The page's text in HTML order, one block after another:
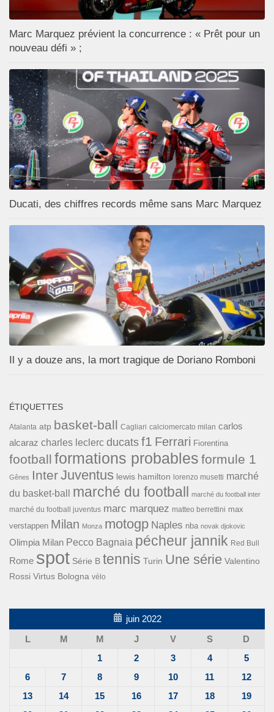
Marc Marquez prévient la concurrence : « Prêt pour un
nouveau défi » ;
Ducati, des chiffres records même sans Marc Marquez
Il y a douze ans, la mort tragique de Doriano Romboni
ÉTIQUETTES
Atalanta atp basket-ball Cagliari calciomercato milan carlos
alcaraz charles leclerc ducats f1 Ferrari Fiorentina
football formations probables formule 1
Gênes InterJuventus lewis hamilton lorenzo musetti marché
du basket-ball
marché du football marché du football inter
marché du football juventus marc marquez matteo berrettini max
verstappen Milan Monza motogp Naples nba novak djokovic
Olimpia Milan Pecco Bagnaia pécheur jannik Red Bull
Rome spot Série B tennis Turin Une série Valentino
Rossi Virtus Bologna vélo
juin 2022
L
M M J V S
D
1
2 3 4
5
6
7 8 9 10 11
12
13
14 15 16 17 18
19